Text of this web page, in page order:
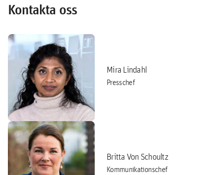
Kontakta oss
Mira Lindahl
Presschef
Britta Von Schoultz
Kommunikationschef